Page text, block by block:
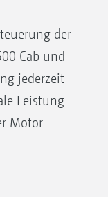
der
Cab und
jederzeit
Leistung
Motor
zu